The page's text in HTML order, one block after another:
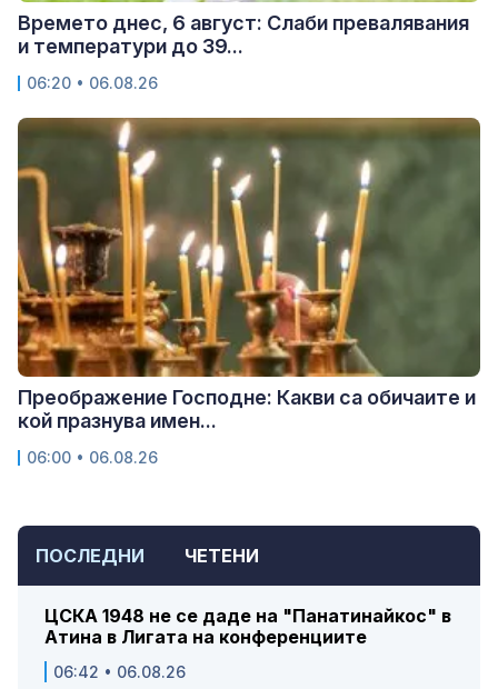
ПОСЛЕДНИ ЧЕТЕНИ
ЦСКА 1948 не се даде на "Панатинайкос" в
Атина в Лигата на конференциите
06:42 • 06.08.26
Времето днес, 6 август: Слаби превалявания
и температури до 39...
06:20 • 06.08.26
Преображение Господне: Какви са обичаите и
кой празнува имен...
06:00 • 06.08.26